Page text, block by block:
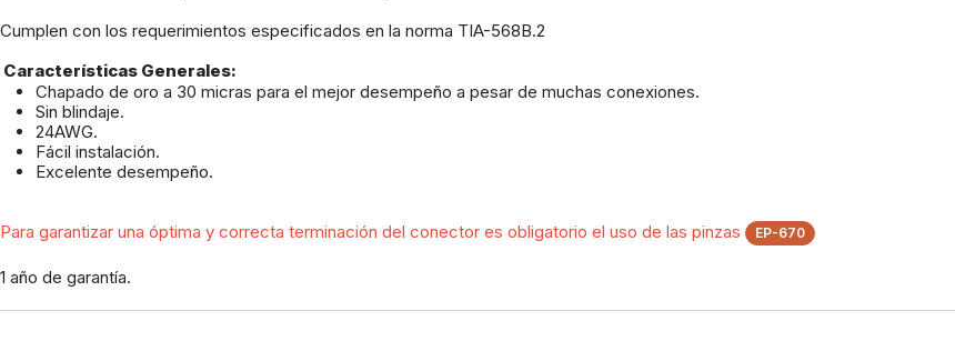
Cumplen con los requerimientos especificados en la norma TIA-568B.2
Características Generales:
Chapado de oro a 30 micras para el mejor desempeño a pesar de muchas conexiones.
Sin blindaje.
24AWG.
Fácil instalación.
Excelente desempeño.
Para garantizar una óptima y correcta terminación del conector es obligatorio el uso de las pinzas EP-670
1 año de garantía.